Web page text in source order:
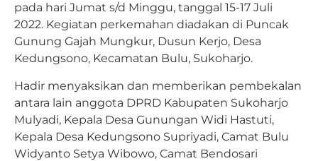
pada hari Jumat s/d Minggu, tanggal 15-17 Juli
2022. Kegiatan perkemahan diadakan di Puncak
Gunung Gajah Mungkur, Dusun Kerjo, Desa
Kedungsono, Kecamatan Bulu, Sukoharjo.
Hadir menyaksikan dan memberikan pembekalan
antara lain anggota DPRD Kabupaten Sukoharjo
Mulyadi, Kepala Desa Gunungan Widi Hastuti,
Kepala Desa Kedungsono Supriyadi, Camat Bulu
Widyanto Setya Wibowo, Camat Bendosari